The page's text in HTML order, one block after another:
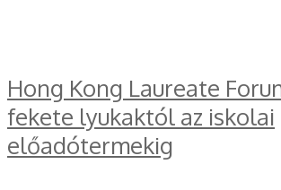
Hong Kong Laureate
fekete lyukaktól az iskolai
előadótermekig